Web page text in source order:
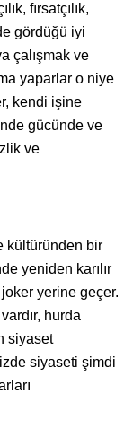
fırsatçılık,
gördüğü iyi
çalışmak ve
yaparlar o niye
kendi işine
gücünde ve
ve
kültüründen bir
yeniden karılır
yerine geçer.
hurda
siyaset
siyaseti şimdi